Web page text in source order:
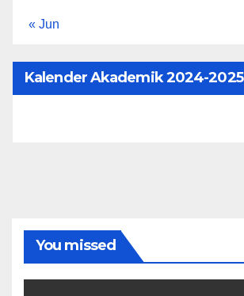
« Jun
Kalender Akademik 2024-2025
You missed